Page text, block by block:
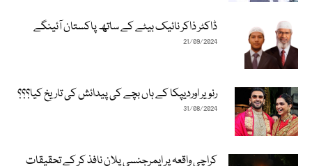
ڈاکٹر ذاکر نائیک بیٹے کے ساتھ پاکستان آئینگے
21/09/2024
رنویر اوردیپکا کے ہاں بچے کی پیدائش کی تاریخ کیا؟؟؟
31/08/2024
کراچی واقعہ پر ایمرجنسی پلان نافذ کر کے تحقیقات